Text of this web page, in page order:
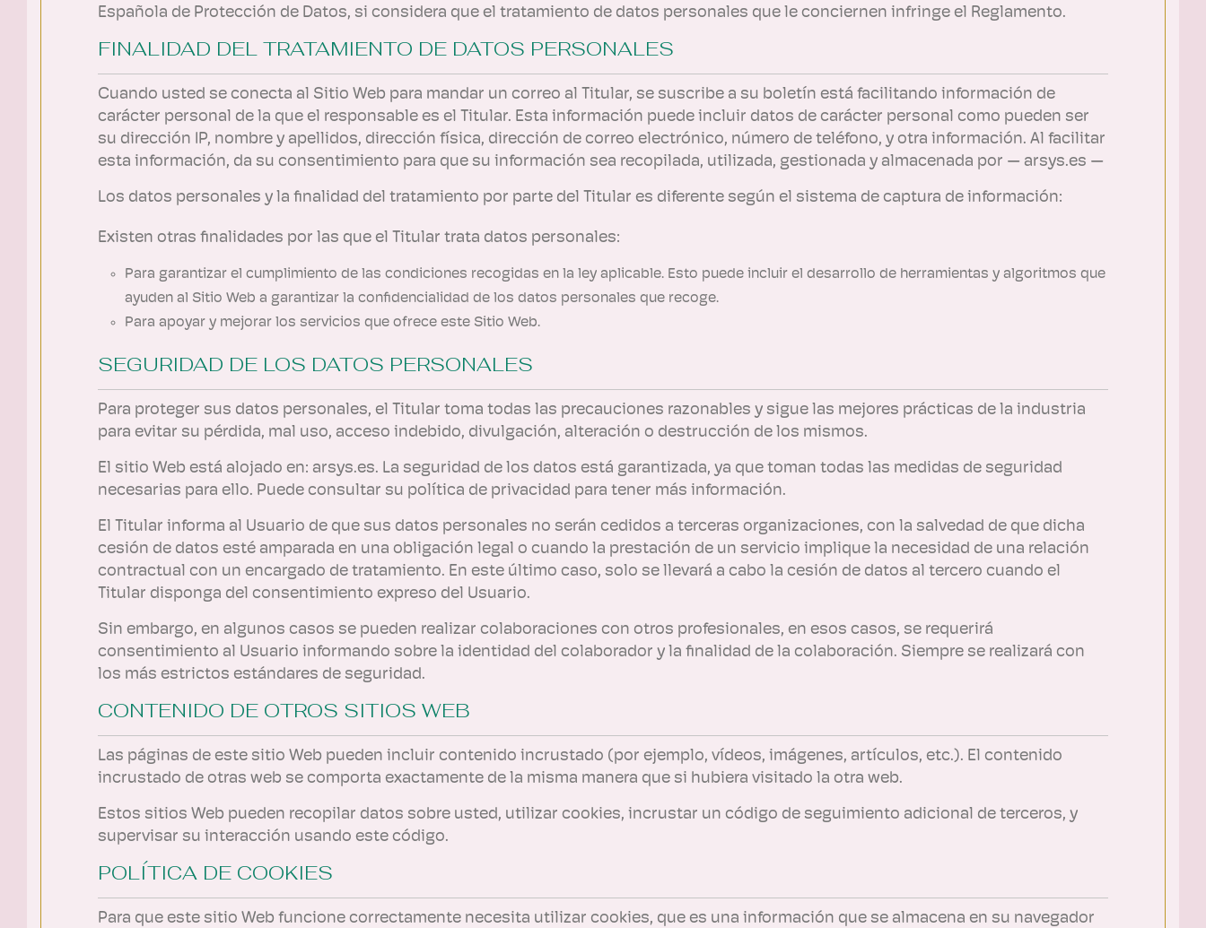
Española de Protección de Datos, si considera que el tratamiento de datos personales que le conciernen infringe el Reglamento.
FINALIDAD DEL TRATAMIENTO DE DATOS PERSONALES
Cuando usted se conecta al Sitio Web para mandar un correo al Titular, se suscribe a su boletín está facilitando información de
carácter personal de la que el responsable es el Titular. Esta información puede incluir datos de carácter personal como pueden ser
su dirección IP, nombre y apellidos, dirección física, dirección de correo electrónico, número de teléfono, y otra información. Al facilitar
esta información, da su consentimiento para que su información sea recopilada, utilizada, gestionada y almacenada por — arsys.es —
Los datos personales y la finalidad del tratamiento por parte del Titular es diferente según el sistema de captura de información:
Existen otras finalidades por las que el Titular trata datos personales:
Para garantizar el cumplimiento de las condiciones recogidas en la ley aplicable. Esto puede incluir el desarrollo de herramientas y algoritmos que
ayuden al Sitio Web a garantizar la confidencialidad de los datos personales que recoge.
Para apoyar y mejorar los servicios que ofrece este Sitio Web.
SEGURIDAD DE LOS DATOS PERSONALES
Para proteger sus datos personales, el Titular toma todas las precauciones razonables y sigue las mejores prácticas de la industria
para evitar su pérdida, mal uso, acceso indebido, divulgación, alteración o destrucción de los mismos.
El sitio Web está alojado en: arsys.es. La seguridad de los datos está garantizada, ya que toman todas las medidas de seguridad
necesarias para ello. Puede consultar su política de privacidad para tener más información.
El Titular informa al Usuario de que sus datos personales no serán cedidos a terceras organizaciones, con la salvedad de que dicha
cesión de datos esté amparada en una obligación legal o cuando la prestación de un servicio implique la necesidad de una relación
contractual con un encargado de tratamiento. En este último caso, solo se llevará a cabo la cesión de datos al tercero cuando el
Titular disponga del consentimiento expreso del Usuario.
Sin embargo, en algunos casos se pueden realizar colaboraciones con otros profesionales, en esos casos, se requerirá
consentimiento al Usuario informando sobre la identidad del colaborador y la finalidad de la colaboración. Siempre se realizará con
los más estrictos estándares de seguridad.
CONTENIDO DE OTROS SITIOS WEB
Las páginas de este sitio Web pueden incluir contenido incrustado (por ejemplo, vídeos, imágenes, artículos, etc.). El contenido
incrustado de otras web se comporta exactamente de la misma manera que si hubiera visitado la otra web.
Estos sitios Web pueden recopilar datos sobre usted, utilizar cookies, incrustar un código de seguimiento adicional de terceros, y
supervisar su interacción usando este código.
POLÍTICA DE COOKIES
Para que este sitio Web funcione correctamente necesita utilizar cookies, que es una información que se almacena en su navegador